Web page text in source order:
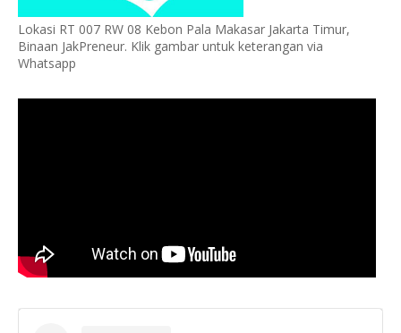
Lokasi RT 007 RW 08 Kebon Pala Makasar Jakarta Timur,
Binaan JakPreneur. Klik gambar untuk keterangan via
Whatsapp